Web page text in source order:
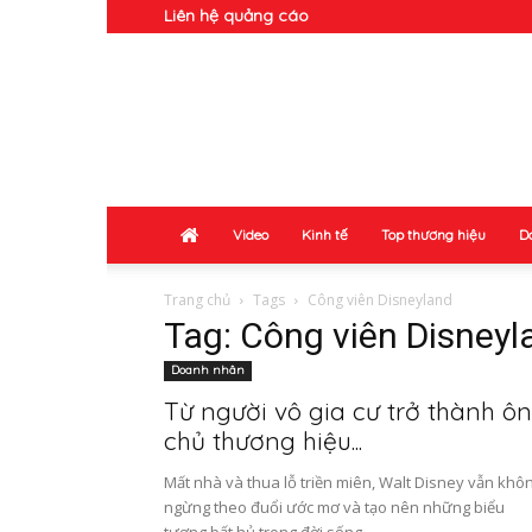
Liên hệ quảng cáo
Video Kinh tế Top thương hiệu
Trang chủ Tags Công viên Disneyland
Tag: Công viên
Doanh nhân
Từ người vô gia cư trở thành
chủ thương hiệu...
Mất nhà và thua lỗ triền miên, Walt Disney vẫn
ngừng theo đuổi ước mơ và tạo nên những biểu